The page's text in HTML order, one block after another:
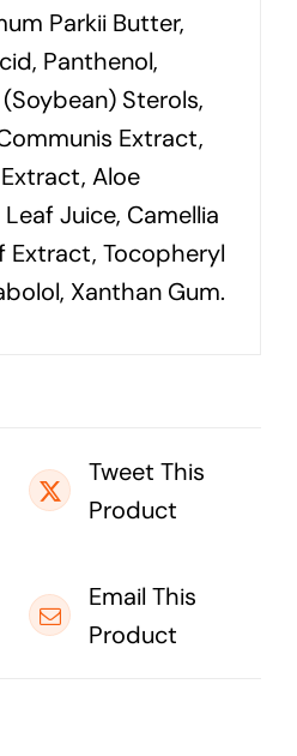
bitkisi ekstraktı.
EXTRACT:
yaşlanma karşıtı etki
göz çevresine, göz
hassas masaj yaparak,
Stearate, Sodium
Lecithin,
Phosphate,
Prolinate, PEG-